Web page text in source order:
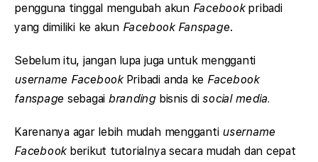
pengguna tinggal mengubah akun Facebook pribadi
yang dimiliki ke akunFacebook Fanspage.
Sebelum itu, jangan lupa juga untuk mengganti
username FacebookPribadi anda ke Facebook
fanspage sebagai branding bisnis disocial media.
Karenanya agar lebih mudah mengganti username
Facebookberikut tutorialnya secara mudah dan cepat